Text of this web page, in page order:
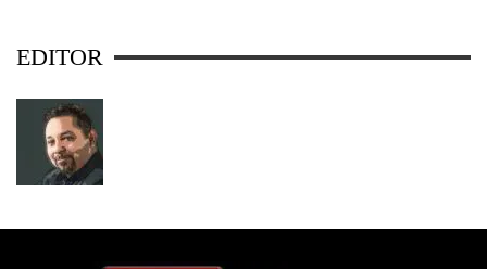
EDITOR